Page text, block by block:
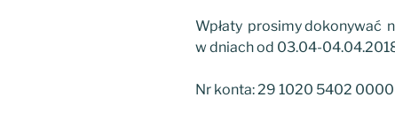
Wpłaty prosimy dokonywać
w dniach od 03.04-
Nr konta: 29 1020 5402